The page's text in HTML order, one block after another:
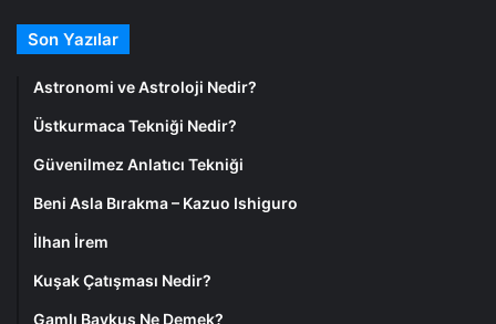
Son Yazılar
Astronomi ve Astroloji Nedir?
Üstkurmaca Tekniği Nedir?
Güvenilmez Anlatıcı Tekniği
Beni Asla Bırakma – Kazuo Ishiguro
İlhan İrem
Kuşak Çatışması Nedir?
Gamlı Baykuş Ne Demek?